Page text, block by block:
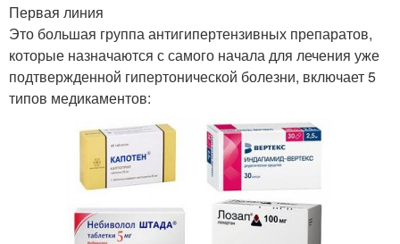
Первая линия
Это большая группа антигипертензивных препаратов,
которые назначаются с самого начала для лечения уже
подтвержденной гипертонической болезни, включает 5
типов медикаментов: